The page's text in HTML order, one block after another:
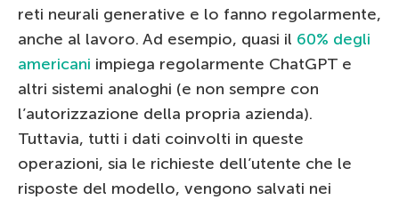
reti neurali generative e lo fanno regolarmente,
anche al lavoro. Ad esempio, quasi il 60% degli
americani impiega regolarmente ChatGPT e
altri sistemi analoghi (e non sempre con
l’autorizzazione della propria azienda).
Tuttavia, tutti i dati coinvolti in queste
operazioni, sia le richieste dell’utente che le
risposte del modello, vengono salvati nei